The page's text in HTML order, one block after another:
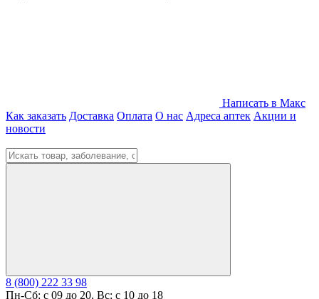
Написать в Макс
Как заказать Доставка Оплата О нас Адреса аптек Акции и
новости
8 (800) 222 33 98
Пн-Сб: с 09 до 20, Вс: с 10 до 18